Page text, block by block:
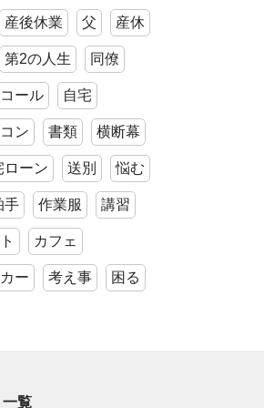
産後休業 父 産休
第2の人生 同僚
ール 自宅
ン 書類 横断幕
ローン 送別 悩む
手 作業服 講習
カフェ
ー 考え事 困る
一覧